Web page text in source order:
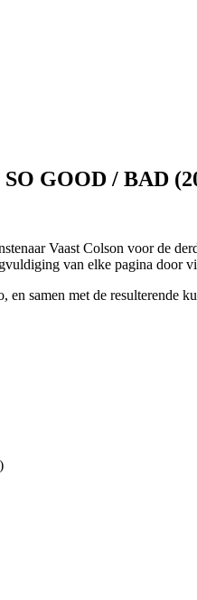
GOOD / BAD
Vaast Colson voor de
van elke pagina door
en samen met de resulterende